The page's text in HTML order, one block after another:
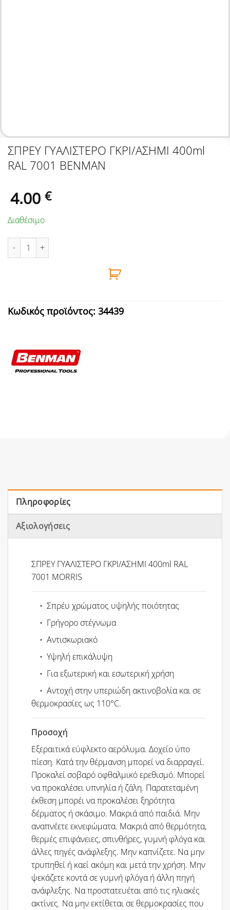
ΣΠΡΕΥ ΓΥΑΛΙΣΤΕΡΟ ΓΚΡΙ/ΑΣΗΜΙ 400ml
RAL 7001 BENMAN
4.00 €
Διαθέσιμο
ΣΠΡΕΥ ΓΥΑΛΙΣΤΕΡΟ ΓΚΡΙ/ΑΣΗΜΙ 400ml RAL 7001 BENMAN
Κωδικός προϊόντος: 34439
Πληροφορίες
Αξιολογήσεις
ΣΠΡΕΥ ΓΥΑΛΙΣΤΕΡΟ ΓΚΡΙ/ΑΣΗΜΙ 400ml RAL
7001 MORRIS
• Σπρέυ χρώματος υψηλής ποιότητας
• Γρήγορο στέγνωμα
• Αντισκωριακό
• Υψηλή επικάλυψη
• Για εξωτερική και εσωτερική χρήση
• Αντοχή στην υπεριώδη ακτινοβολία και σε
θερμοκρασίες ως 110°C.
Προσοχή
Εξεραιτικά εύφλεκτο αερόλυμα. Δοχείο ύπο
πίεση. Κατά την θέρμανση μπορεί να διαρραγεί.
Προκαλεί σοβαρό οφθαλμικό ερεθισμό. Μπορεί
να προκαλέσει υπνηλία ή ζάλη. Παρατεταμένη
έκθεση μπορέι να προκαλέσει ξηρότητα
δέρματος ή σκάσιμο. Μακριά από παιδιά. Μην
αναπνέετε εκνεφώματα. Μακριά από θερμότητα,
θερμές επιφάνειες, σπινθήρες, γυμνή φλόγα και
άλλες πηγές ανάφλεξης. Μην καπνίζετε. Να μην
τρυπηθεί ή καεί ακόμη και μετά την χρήση. Μην
ψεκάζετε κοντά σε γυμνή φλόγα ή άλλη πηγή
ανάφλεξης. Να προστατευέται από τις ηλιακές
ακτίνες. Να μην εκτίθεται σε θερμοκρασίες που